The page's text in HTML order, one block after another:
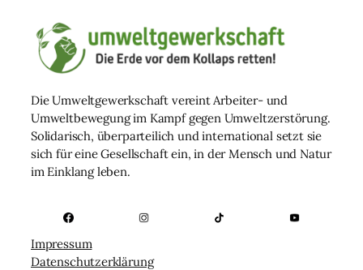
Die Umweltgewerkschaft vereint Arbeiter- und
Umweltbewegung im Kampf gegen Umweltzerstörung.
Solidarisch, überparteilich und international setzt sie
sich für eine Gesellschaft ein, in der Mensch und Natur
im Einklang leben.
Impressum
Datenschutzerklärung